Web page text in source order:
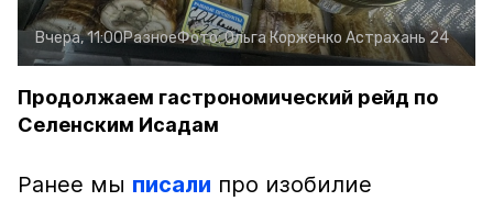
Вчера, 11:00РазноеФото:Ольга Корженко Астрахань 24
Продолжаем гастрономический рейд по
Селенским Исадам
Ранее мы писали про изобилие